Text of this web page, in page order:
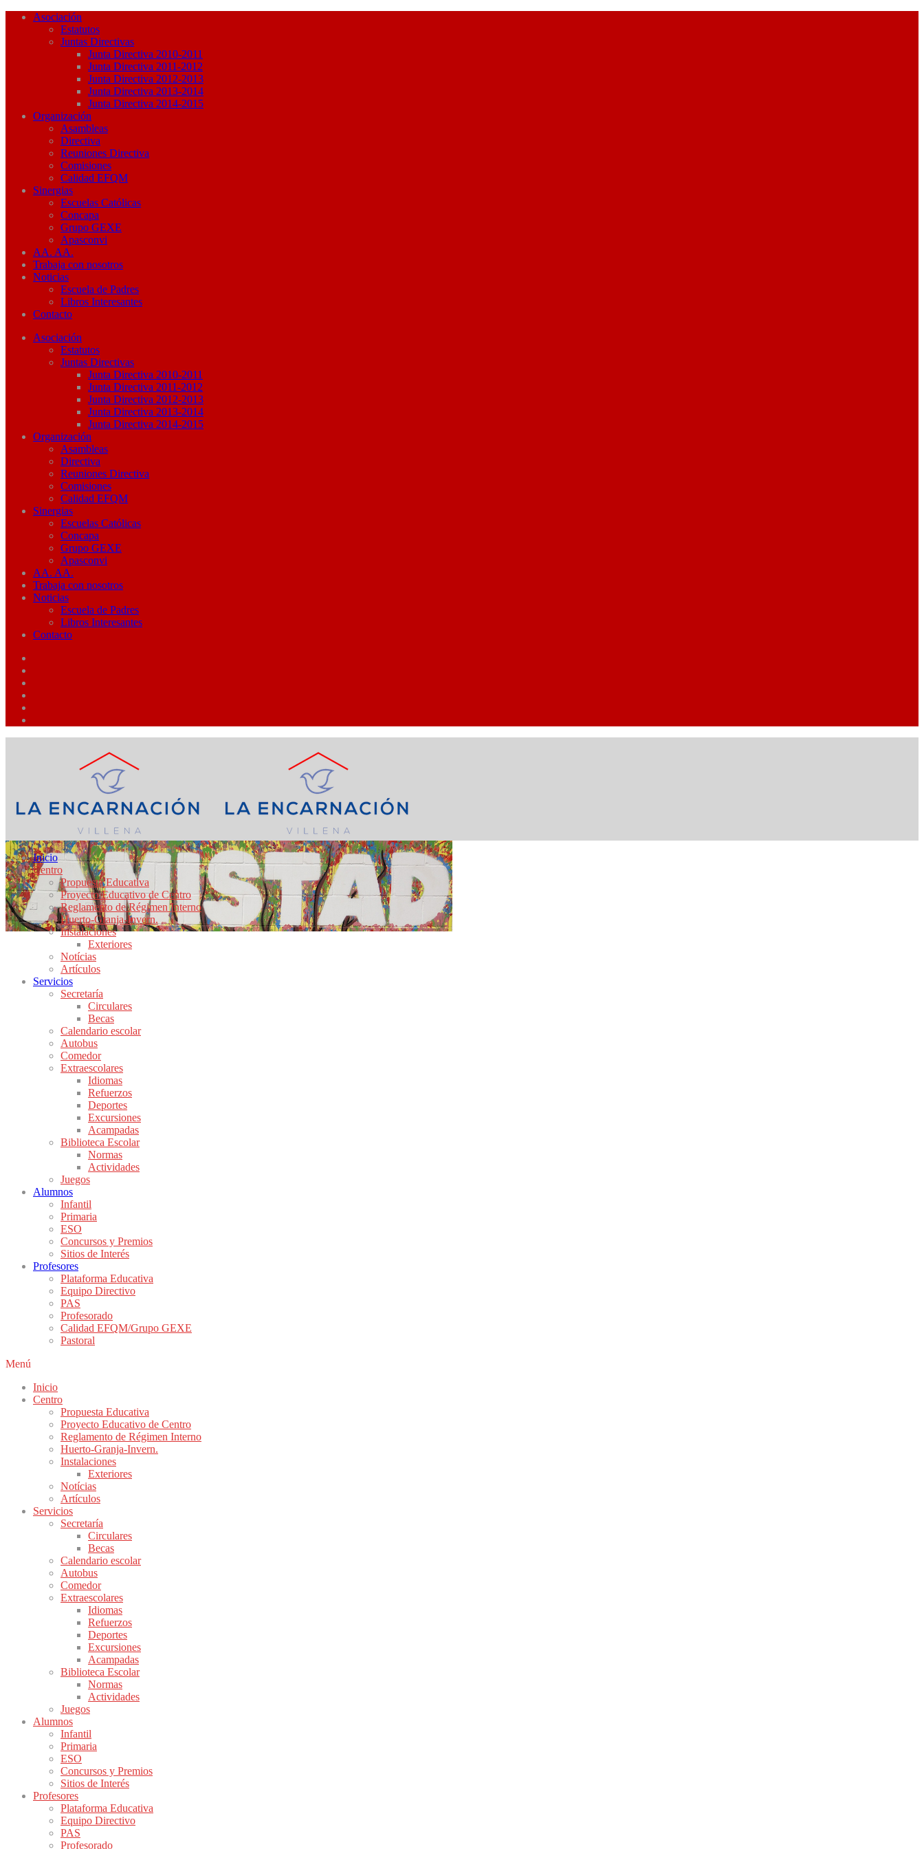
Asociación
Estatutos
Juntas Directivas
Junta Directiva 2010-2011
Junta Directiva 2011-2012
Junta Directiva 2012-2013
Junta Directiva 2013-2014
Junta Directiva 2014-2015
Organización
Asambleas
Directiva
Reuniones Directiva
Comisiones
Calidad EFQM
Sinergias
Escuelas Católicas
Concapa
Grupo GEXE
Apasconvi
AA. AA.
Trabaja con nosotros
Noticias
Escuela de Padres
Libros Interesantes
Contacto
Asociación
Estatutos
Juntas Directivas
Junta Directiva 2010-2011
Junta Directiva 2011-2012
Junta Directiva 2012-2013
Junta Directiva 2013-2014
Junta Directiva 2014-2015
Organización
Asambleas
Directiva
Reuniones Directiva
Comisiones
Calidad EFQM
Sinergias
Escuelas Católicas
Concapa
Grupo GEXE
Apasconvi
AA. AA.
Trabaja con nosotros
Noticias
Escuela de Padres
Libros Interesantes
Contacto
Inicio
Centro
Propuesta Educativa
Proyecto Educativo de Centro
Reglamento de Régimen Interno
Huerto-Granja-Invern.
Instalaciones
Exteriores
Notícias
Artículos
Servicios
Secretaría
Circulares
Becas
Calendario escolar
Autobus
Comedor
Extraescolares
Idiomas
Refuerzos
Deportes
Excursiones
Acampadas
Biblioteca Escolar
Normas
Actividades
Juegos
Alumnos
Infantil
Primaria
ESO
Concursos y Premios
Sitios de Interés
Profesores
Plataforma Educativa
Equipo Directivo
PAS
Profesorado
Calidad EFQM/Grupo GEXE
Pastoral
Menú
Inicio
Centro
Propuesta Educativa
Proyecto Educativo de Centro
Reglamento de Régimen Interno
Huerto-Granja-Invern.
Instalaciones
Exteriores
Notícias
Artículos
Servicios
Secretaría
Circulares
Becas
Calendario escolar
Autobus
Comedor
Extraescolares
Idiomas
Refuerzos
Deportes
Excursiones
Acampadas
Biblioteca Escolar
Normas
Actividades
Juegos
Alumnos
Infantil
Primaria
ESO
Concursos y Premios
Sitios de Interés
Profesores
Plataforma Educativa
Equipo Directivo
PAS
Profesorado